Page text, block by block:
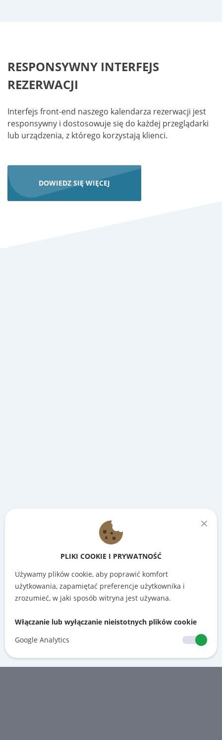
RESPONSYWNY INTERFEJS
REZERWACJI
Interfejs front-end naszego kalendarza rezerwacji jest
responsywny i dostosowuje się do każdej przeglądarki
lub urządzenia, z którego korzystają klienci.
DOWIEDZ SIĘ WIĘCEJ
PLIKI COOKIE I PRYWATNOŚĆ
Używamy plików cookie, aby poprawić komfort
użytkowania, zapamiętać preferencje użytkownika i
zrozumieć, w jaki sposób witryna jest używana.
Włączanie lub wyłączanie nieistotnych plików cookie
Google Analytics